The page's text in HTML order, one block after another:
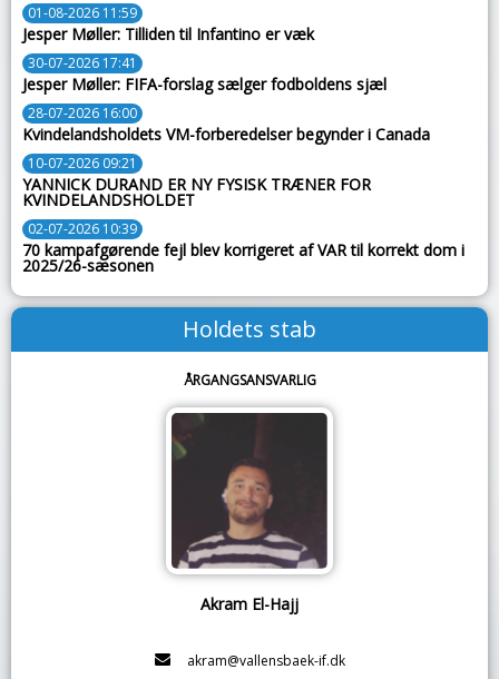
01-08-2026 11:59
Jesper Møller: Tilliden til Infantino er væk
30-07-2026 17:41
Jesper Møller: FIFA-forslag sælger fodboldens sjæl
28-07-2026 16:00
Kvindelandsholdets VM-forberedelser begynder i Canada
10-07-2026 09:21
YANNICK DURAND ER NY FYSISK TRÆNER FOR
KVINDELANDSHOLDET
02-07-2026 10:39
70 kampafgørende fejl blev korrigeret af VAR til korrekt dom i
2025/26-sæsonen
Holdets stab
ÅRGANGSANSVARLIG
Akram El-Hajj
akram@vallensbaek-if.dk